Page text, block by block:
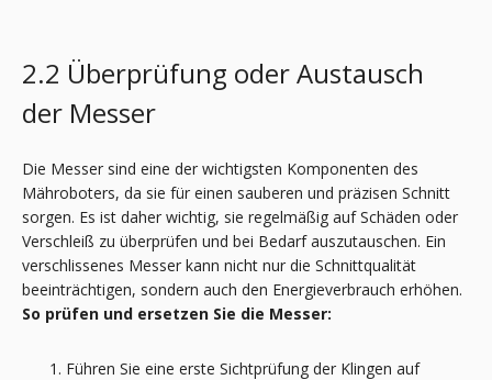
2.2 Überprüfung oder Austausch
der Messer
Die Messer sind eine der wichtigsten Komponenten des
Mähroboters, da sie für einen sauberen und präzisen Schnitt
sorgen. Es ist daher wichtig, sie regelmäßig auf Schäden oder
Verschleiß zu überprüfen und bei Bedarf auszutauschen. Ein
verschlissenes Messer kann nicht nur die Schnittqualität
beeinträchtigen, sondern auch den Energieverbrauch erhöhen.
So prüfen und ersetzen Sie die Messer:
Führen Sie eine erste Sichtprüfung der Klingen auf